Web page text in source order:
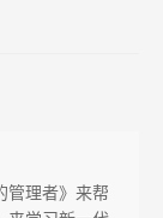
管理者》来帮